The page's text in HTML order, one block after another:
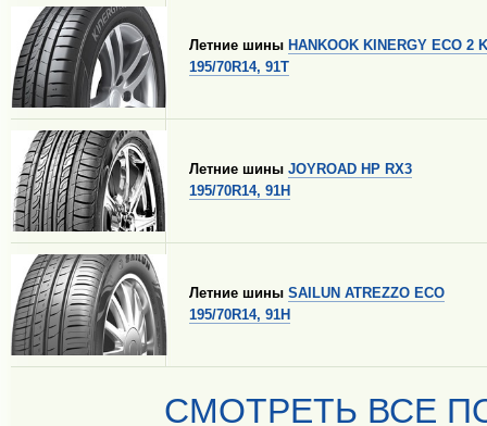
Летние шины HANKOOK KINERGY ECO 2
195/70R14, 91T
Летние шины JOYROAD HP RX3
195/70R14, 91H
Летние шины SAILUN ATREZZO ECO
195/70R14, 91H
СМОТРЕТЬ ВСЕ